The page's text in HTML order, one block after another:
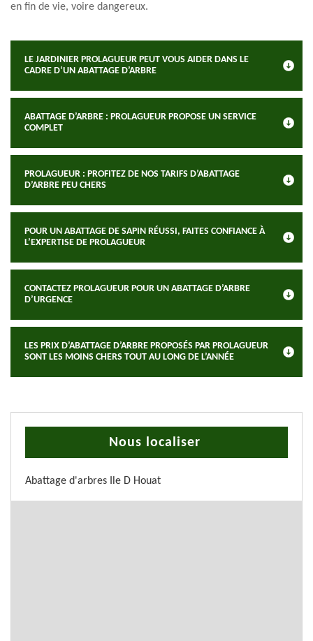
en fin de vie, voire dangereux.
LE JARDINIER PROLAGUEUR PEUT VOUS AIDER DANS LE
CADRE D‘UN ABATTAGE D’ARBRE
ABATTAGE D’ARBRE : PROLAGUEUR PROPOSE UN SERVICE
COMPLET
PROLAGUEUR : PROFITEZ DE NOS TARIFS D’ABATTAGE
D’ARBRE PEU CHERS
POUR UN ABATTAGE DE SAPIN RÉUSSI, FAITES CONFIANCE À
L’EXPERTISE DE PROLAGUEUR
CONTACTEZ PROLAGUEUR POUR UN ABATTAGE D’ARBRE
D’URGENCE
LES PRIX D’ABATTAGE D’ARBRE PROPOSÉS PAR PROLAGUEUR
SONT LES MOINS CHERS TOUT AU LONG DE L’ANNÉE
Nous localiser
Abattage d'arbres Ile D Houat